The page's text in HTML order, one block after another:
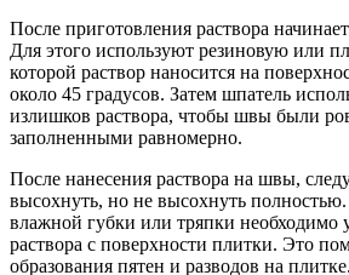
После приготовления раствора
Для этого используют резиновую или
которой раствор наносится на
около 45 градусов. Затем шпатель
излишков раствора, чтобы швы были
заполненными равномерно.
После нанесения раствора на швы,
высохнуть, но не высохнуть
влажной губки или тряпки необходимо
раствора с поверхности плитки. Это
образования пятен и разводов на плитке.